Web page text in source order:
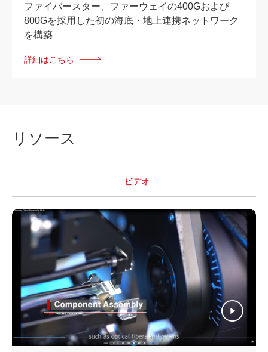
ファイバースター、ファーウェイの400Gおよび
800Gを採用した初の海底・地上連携ネットワーク
を構築
詳細はこちら
リソ ース
ビデオ